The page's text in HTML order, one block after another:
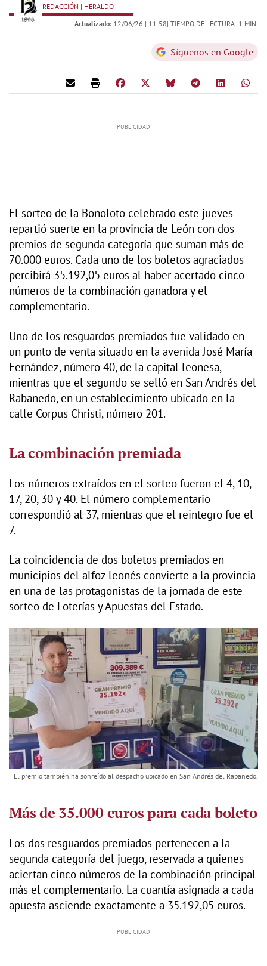
REDACCIÓN | HERALDO
Actualizado: 12/06/26 | 11:58| TIEMPO DE LECTURA: 1 MIN.
Síguenos en Google
El sorteo de la Bonoloto celebrado este jueves
repartió suerte en la provincia de León con dos
premios de segunda categoría que suman más de
70.000 euros. Cada uno de los boletos agraciados
percibirá 35.192,05 euros al haber acertado cinco
números de la combinación ganadora y el
complementario.
Uno de los resguardos premiados fue validado en
un punto de venta situado en la avenida José María
Fernández, número 40, de la capital leonesa,
mientras que el segundo se selló en San Andrés del
Rabanedo, en un establecimiento ubicado en la
calle Corpus Christi, número 201.
La combinación premiada
Los números extraídos en el sorteo fueron el 4, 10,
17, 20, 30 y 40. El número complementario
correspondió al 37, mientras que el reintegro fue el
7.
La coincidencia de dos boletos premiados en
municipios del alfoz leonés convierte a la provincia
en una de las protagonistas de la jornada de este
sorteo de Loterías y Apuestas del Estado.
El premio también ha sonreído al despacho ubicado en San Andrés del Rabanedo.
Más de 35.000 euros para cada boleto
Los dos resguardos premiados pertenecen a la
segunda categoría del juego, reservada a quienes
aciertan cinco números de la combinación principal
más el complementario. La cuantía asignada a cada
apuesta asciende exactamente a 35.192,05 euros.